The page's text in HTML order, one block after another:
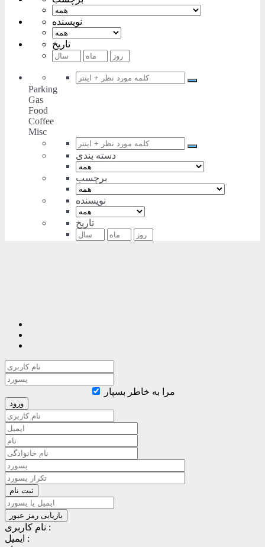
نویسنده
تاریخ
Parking
Gas
Food
Coffee
Misc
دسته بندی
برچسب
نویسنده
تاریخ
مرا به خاطر بسپار
نام کاربری :
ایمیل :